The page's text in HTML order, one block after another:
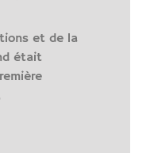
et de la
était